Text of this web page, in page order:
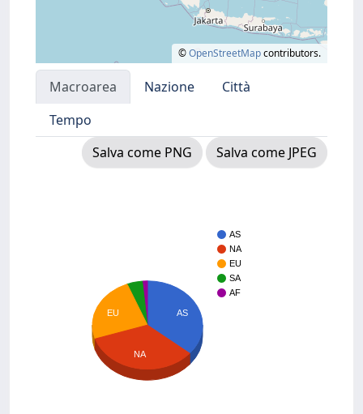
©OpenStreetMapcontributors.
Macroarea Nazione
Città
Tempo
Salva come PNG
Salva come JPEG
AS
NA
EU
SA
AF
AS
EU
NA